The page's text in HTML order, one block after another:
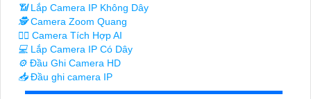
📶Lắp Camera IP Không Dây
🕵️Camera Zoom Quang
🧛‍♀️ Camera Tích Hợp AI
💻 Lắp Camera IP Có Dây
⚙️ Đầu Ghi Camera HD
📥Đầu ghi camera IP